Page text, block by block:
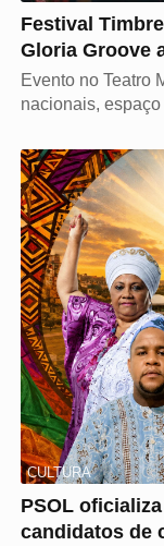
Festival
Gloria Groove
Evento no Teatro
nacionais,
CULTURA
PSOL
candidatos de